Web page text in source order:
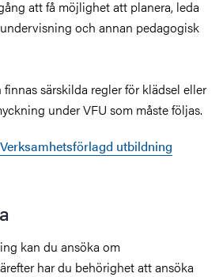
att få möjlighet att planera, leda
och annan pedagogisk
särskilda regler för klädsel eller
under VFU som måste följas.
utbildning
kan du ansöka om
har du behörighet att ansöka